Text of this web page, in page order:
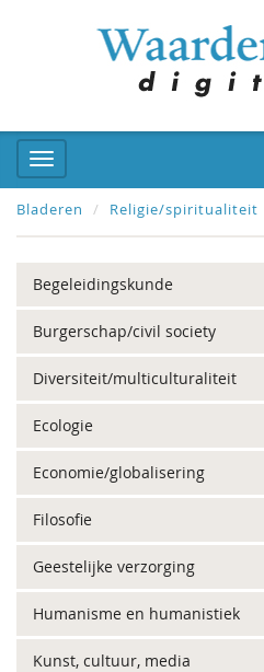
Bladeren Religie/spiritualiteit
Begeleidingskunde
Burgerschap/civil society
Diversiteit/multiculturaliteit
Ecologie
Economie/globalisering
Filosofie
Geestelijke verzorging
Humanisme en humanistiek
Kunst, cultuur, media